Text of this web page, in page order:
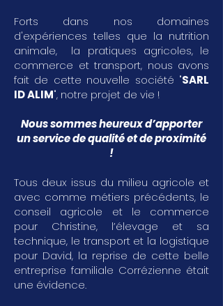
Forts dans nos domaines
d'expériences telles que la nutrition
animale, la pratiques agricoles, le
commerce et transport, nous avons
fait de cette nouvelle société "SARL
ID ALIM", notre projet de vie !
Nous sommes heureux d’apporter
un service de qualité et de proximité
!
Tous deux issus du milieu agricole et
avec comme métiers précédents, le
conseil agricole et le commerce
pour Christine, l’élevage et sa
technique, le transport et la logistique
pour David, la reprise de cette belle
entreprise familiale Corrézienne était
une évidence.